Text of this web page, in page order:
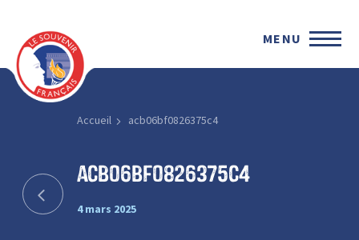
MENU
Accueil acb06bf0826375c4
acb06bf0826375c4
4 mars 2025